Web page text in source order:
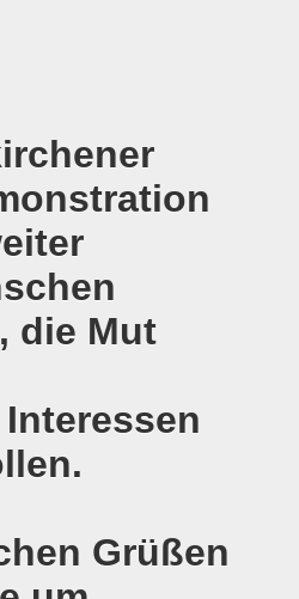
die Mut
Grüßen
Montagsdemo-Bewegung
Abschaltung aller AKWs
Montagsdemo-
Freiheit für Deniz Yücel und
die Amtseinführung von
steckt erste Ziele für 2017!
und internationaler